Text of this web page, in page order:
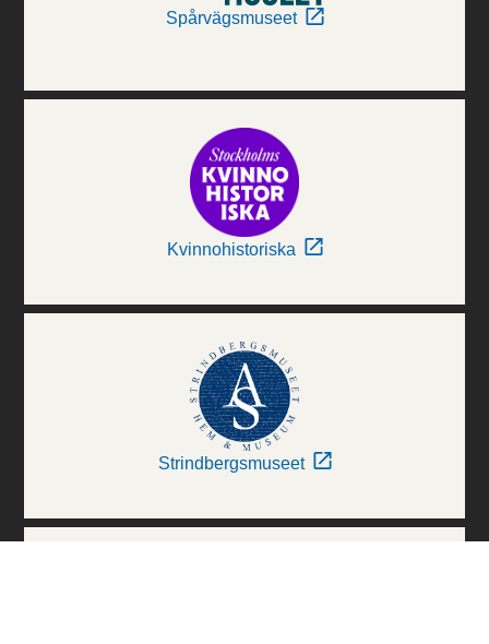
Spårvägsmuseet
Kvinnohistoriska
Strindbergsmuseet